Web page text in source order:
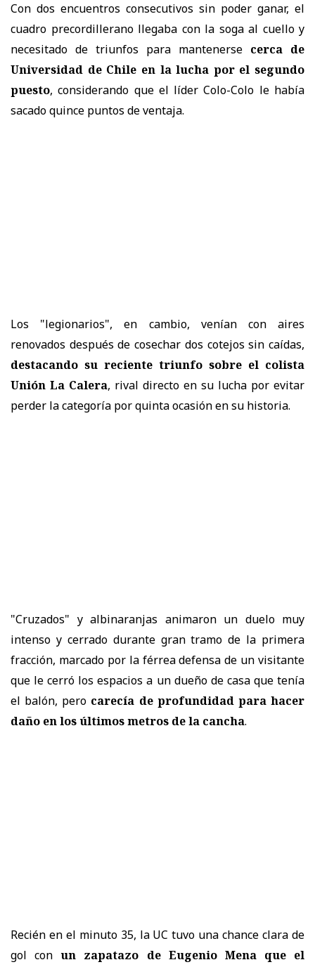
Con dos encuentros consecutivos sin poder ganar, el
cuadro precordillerano llegaba con la soga al cuello y
necesitado de triunfos para mantenerse cerca de
Universidad de Chile en la lucha por el segundo
puesto, considerando que el líder Colo-Colo le había
sacado quince puntos de ventaja.
Los "legionarios", en cambio, venían con aires
renovados después de cosechar dos cotejos sin caídas,
destacando su reciente triunfo sobre el colista
Unión La Calera, rival directo en su lucha por evitar
perder la categoría por quinta ocasión en su historia.
"Cruzados" y albinaranjas animaron un duelo muy
intenso y cerrado durante gran tramo de la primera
fracción, marcado por la férrea defensa de un visitante
que le cerró los espacios a un dueño de casa que tenía
el balón, pero carecía de profundidad para hacer
daño en los últimos metros de la cancha.
Recién en el minuto 35, la UC tuvo una chance clara de
gol conun zapatazo de Eugenio Mena que el